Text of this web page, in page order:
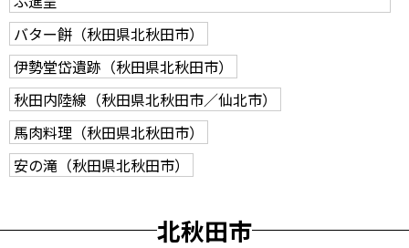
バター餅（秋田県北秋田市）
伊勢堂岱遺跡（秋田県北秋田市）
秋田内陸線（秋田県北秋田市／仙北市）
馬肉料理（秋田県北秋田市）
安の滝（秋田県北秋田市）
北秋田市